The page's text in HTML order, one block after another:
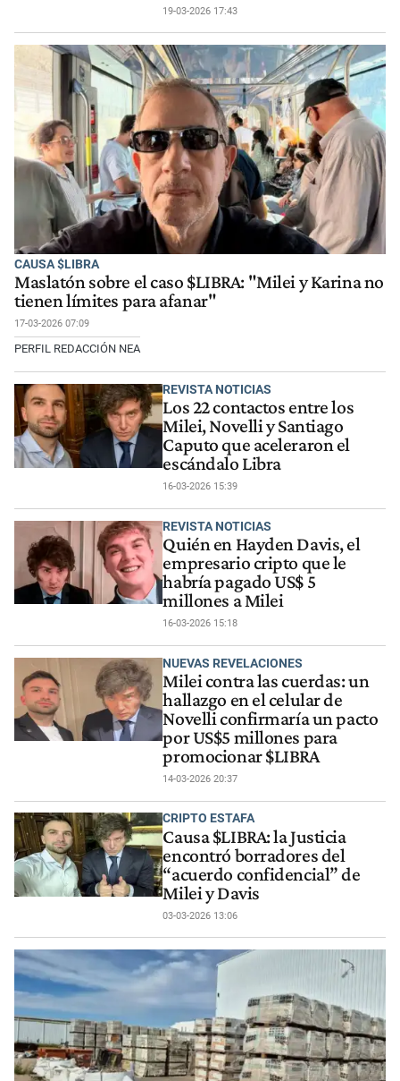
19-03-2026 17:43
CAUSA $LIBRA
Maslatón sobre el caso $LIBRA: "Milei y Karina no
tienen límites para afanar"
17-03-2026 07:09
PERFIL REDACCIÓN NEA
REVISTA NOTICIAS
Los 22 contactos entre los
Milei, Novelli y Santiago
Caputo que aceleraron el
escándalo Libra
16-03-2026 15:39
REVISTA NOTICIAS
Quién en Hayden Davis, el
empresario cripto que le
habría pagado US$ 5
millones a Milei
16-03-2026 15:18
NUEVAS REVELACIONES
Milei contra las cuerdas: un
hallazgo en el celular de
Novelli confirmaría un pacto
por US$5 millones para
promocionar $LIBRA
14-03-2026 20:37
CRIPTO ESTAFA
Causa $LIBRA: la Justicia
encontró borradores del
“acuerdo confidencial” de
Milei y Davis
03-03-2026 13:06